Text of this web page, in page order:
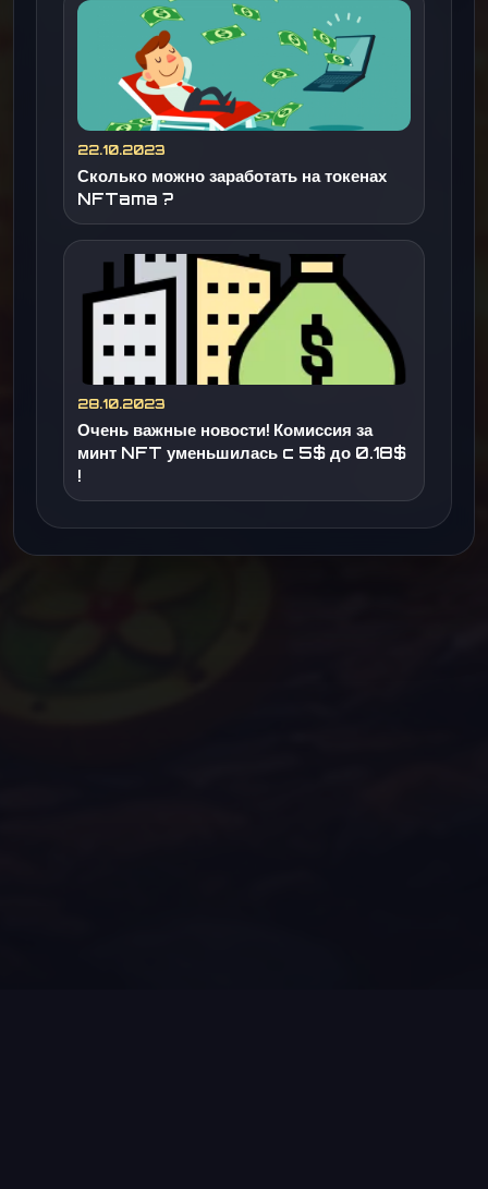
22.10.2023
Сколько можно заработать на токенах
NFTama ?
28.10.2023
Очень важные новости! Комиссия за
минт NFT уменьшилась c 5$ до 0.18$
!